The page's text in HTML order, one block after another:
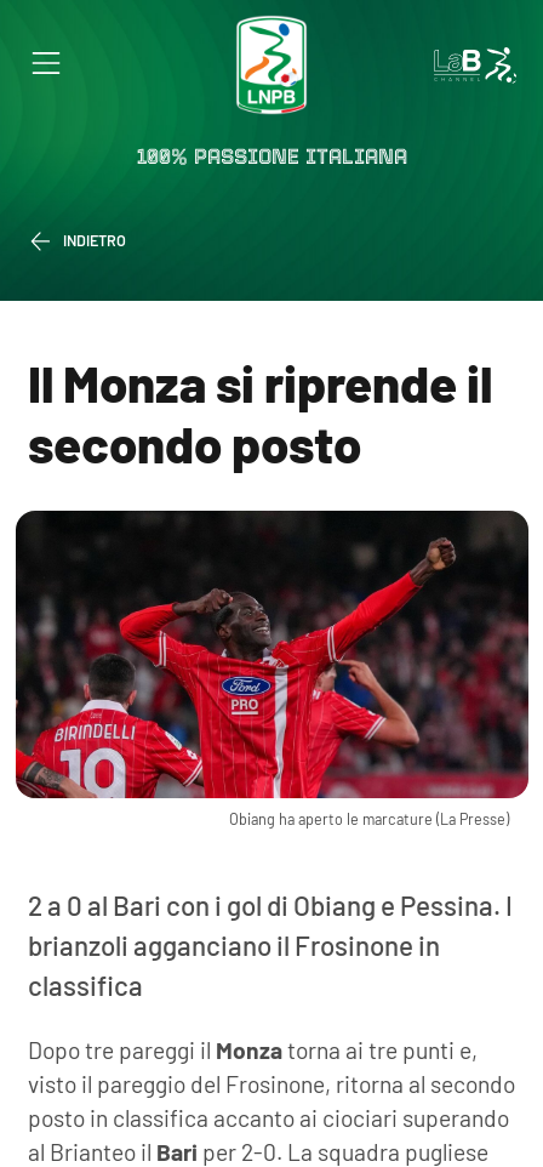
100% PASSIONE ITALIANA
INDIETRO
Il Monza si riprende il
secondo posto
Obiang ha aperto le marcature (La Presse)
2 a 0 al Bari con i gol di Obiang e Pessina. I
brianzoli agganciano il Frosinone in
classifica
Dopo tre pareggi il Monzatorna ai tre punti e,
visto il pareggio del Frosinone, ritorna al secondo
posto in classifica accanto ai ciociari superando
al Brianteo il Bari per 2-0. La squadra pugliese